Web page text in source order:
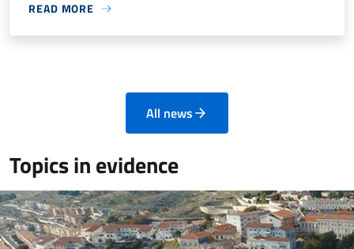
READ MORE
All news
Topics in evidence